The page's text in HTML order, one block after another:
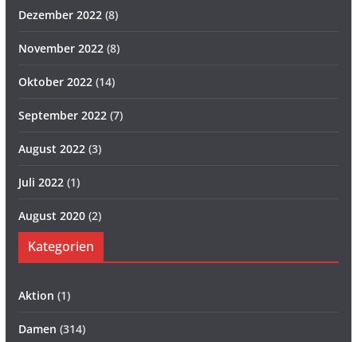
Dezember 2022(8)
November 2022(8)
Oktober 2022(14)
September 2022(7)
August 2022(3)
Juli 2022(1)
August 2020(2)
Kategorien
Aktion (1)
Damen (314)